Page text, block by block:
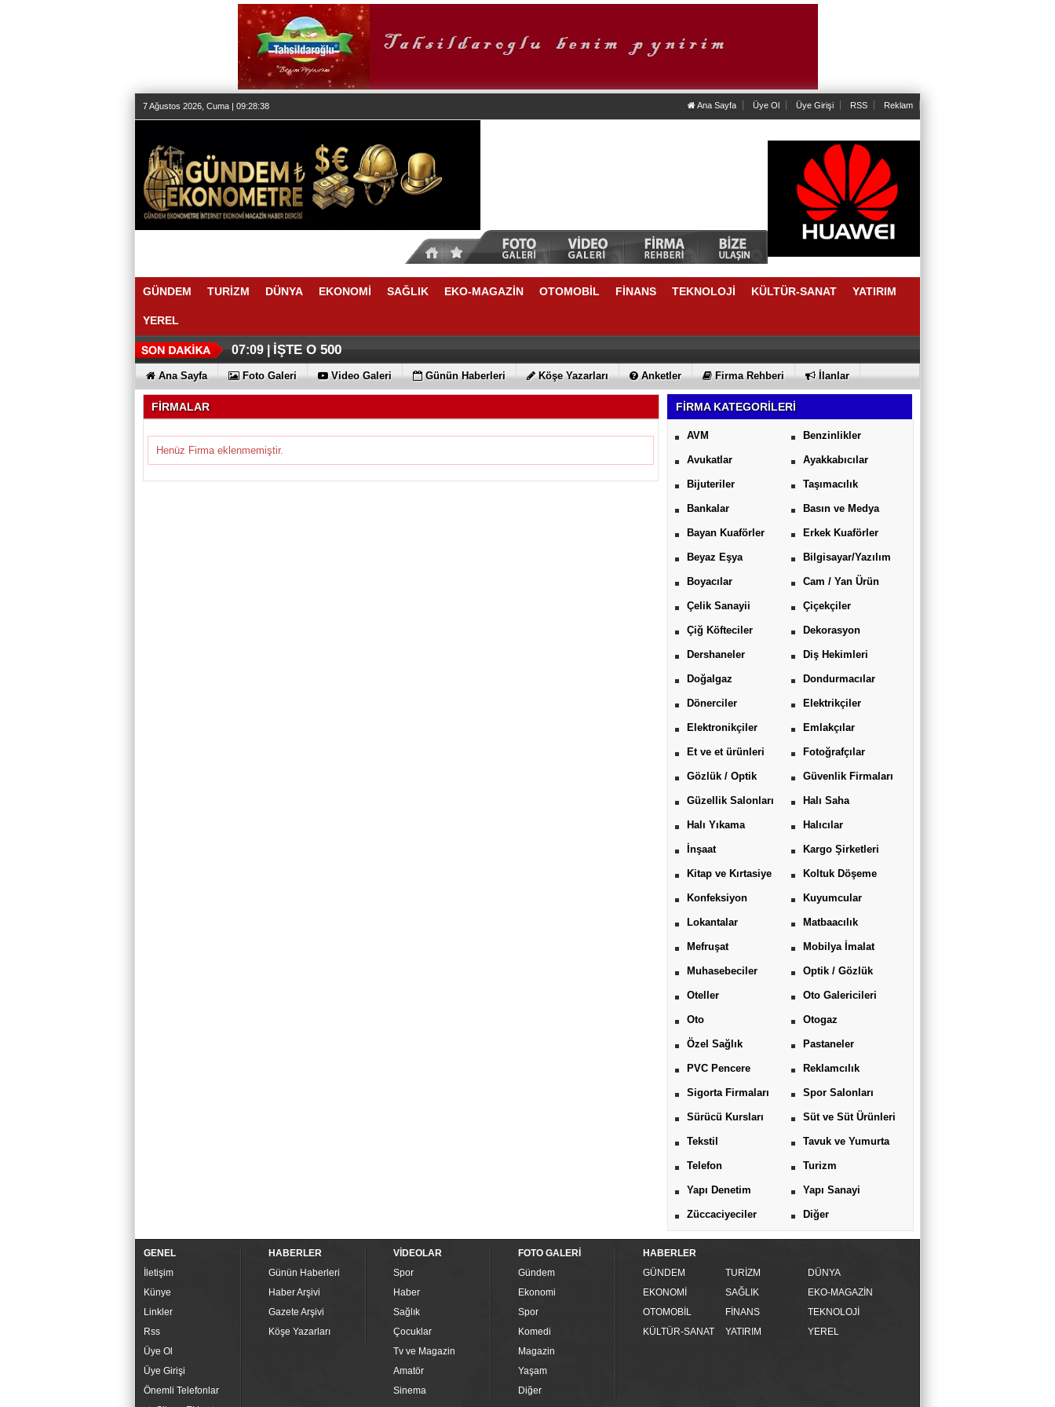
7 Ağustos 2026, Cuma | 09:28:38 Ana Sayfa Üye Ol Üye Girişi RSS Reklam
GÜNDEM TURİZM DÜNYA EKONOMİ SAĞLIK EKO-MAGAZİN OTOMOBİL FİNANS TEKNOLOJİ KÜLTÜR-SANAT YATIRIM
YEREL
07:09 | İŞTE O 500
Ana Sayfa Foto Galeri Video Galeri Günün Haberleri Köşe Yazarları Anketler Firma Rehberi İlanlar
FİRMALAR
Henüz Firma eklenmemiştir.
FİRMA KATEGORİLERİ
AVM Benzinlikler
Avukatlar Ayakkabıcılar
Bijuteriler Taşımacılık
Bankalar Basın ve Medya
Bayan Kuaförler Erkek Kuaförler
Beyaz Eşya Bilgisayar/Yazılım
Boyacılar Cam / Yan Ürün
Çelik Sanayii Çiçekçiler
Çiğ Köfteciler Dekorasyon
Dershaneler Diş Hekimleri
Doğalgaz Dondurmacılar
Dönerciler Elektrikçiler
Elektronikçiler Emlakçılar
Et ve et ürünleri Fotoğrafçılar
Gözlük / Optik Güvenlik Firmaları
Güzellik Salonları Halı Saha
Halı Yıkama Halıcılar
İnşaat Kargo Şirketleri
Kitap ve Kırtasiye Koltuk Döşeme
Konfeksiyon Kuyumcular
Lokantalar Matbaacılık
Mefruşat Mobilya İmalat
Muhasebeciler Optik / Gözlük
Oteller Oto Galericileri
Oto Otogaz
Özel Sağlık Pastaneler
PVC Pencere Reklamcılık
Sigorta Firmaları Spor Salonları
Sürücü Kursları Süt ve Süt Ürünleri
Tekstil Tavuk ve Yumurta
Telefon Turizm
Yapı Denetim Yapı Sanayi
Züccaciyeciler Diğer
GENEL
İletişim
Künye
Linkler
Rss
Üye Ol
Üye Girişi
Önemli Telefonlar
HABERLER
Günün Haberleri
Haber Arşivi
Gazete Arşivi
Köşe Yazarları
VİDEOLAR
Spor
Haber
Sağlık
Çocuklar
Tv ve Magazin
Amatör
Sinema
FOTO GALERİ
Gündem
Ekonomi
Spor
Komedi
Magazin
Yaşam
Diğer
HABERLER
GÜNDEM
TURİZM
DÜNYA
EKONOMİ
SAĞLIK
EKO-MAGAZİN
OTOMOBİL
FİNANS
TEKNOLOJİ
KÜLTÜR-SANAT
YATIRIM YEREL